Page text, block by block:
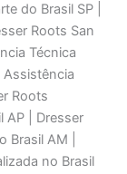
do Brasil SP |
Roots San
Técnica
Assistência
Roots
AP | Dresser
AM |
no Brasil